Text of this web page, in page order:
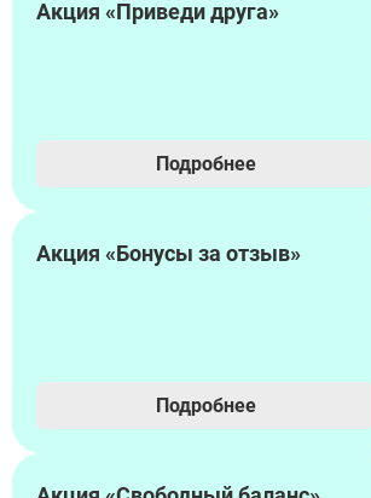
Акция «Приведи друга»
Подробнее
Акция «Бонусы за отзыв»
Подробнее